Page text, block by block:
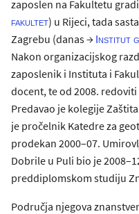
zaposlen na Fakultetu
fakultet) u Rijeci, tada
Zagrebu (danas → Institut
Nakon organizacijskog
zaposlenik i Instituta i
docent, te od 2008.
Predavao je kolegije
je pročelnik Katedre za
prodekan 2000–07.
Dobrile u Puli bio je
preddiplomskom studiju
Područja njegova